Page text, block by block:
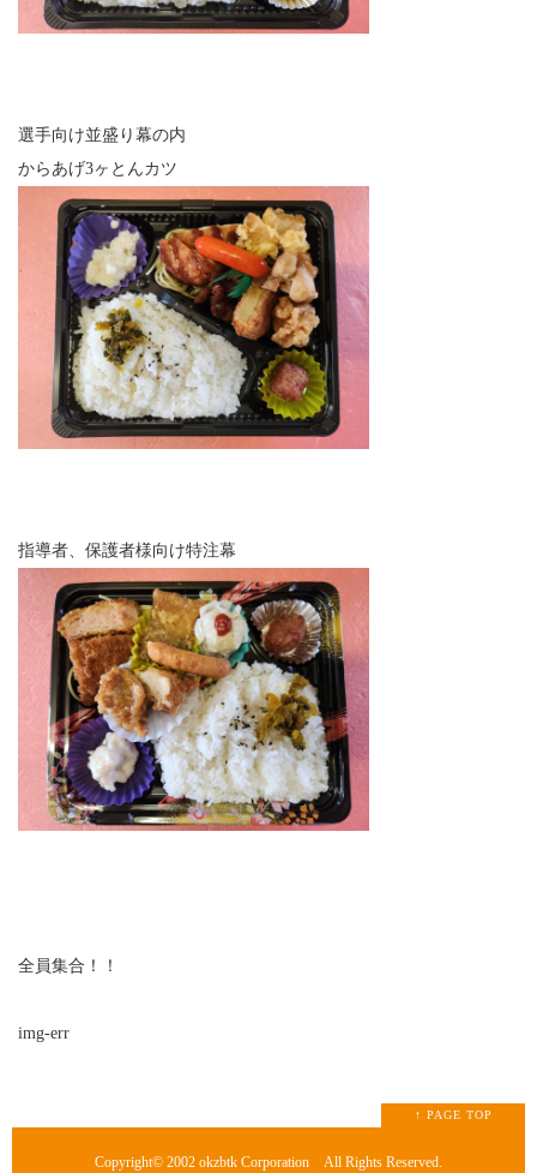
選手向け並盛り幕の内
からあげ3ヶとんカツ
指導者、保護者様向け特注幕
全員集合！！
img-err
↑ PAGE TOP
Copyright© 2002 okzbtk Corporation All Rights Reserved.